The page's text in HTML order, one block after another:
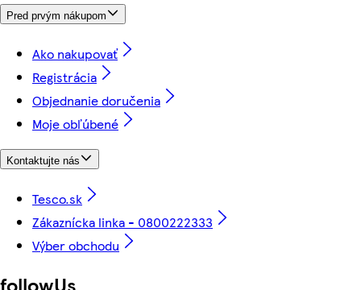
Pred prvým nákupom
Ako nakupovať
Registrácia
Objednanie doručenia
Moje obľúbené
Kontaktujte nás
Tesco.sk
Zákaznícka linka - 0800222333
Výber obchodu
followUs